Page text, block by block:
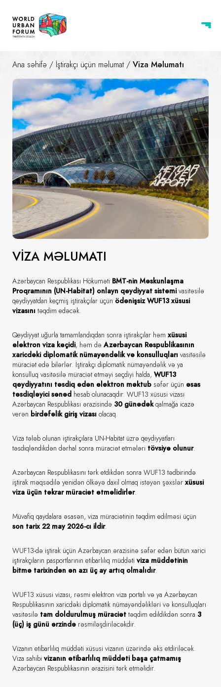
Ana səhifə / İştirakçı üçün məlumat/ Viza Məlumatı
VIZA MƏLUMATI
Azərbaycan Respublikası Hökuməti BMT-nin Məskunlaşma
Proqramının (UN-Habitat) onlayn qeydiyyat sistemivasitəsilə
qeydiyyatdan keçmiş iştirakçılar üçün ödənişsiz WUF13 xüsusi
vizasını təqdim edəcək.
Qeydiyyat uğurla tamamlandıqdan sonra iştirakçılar həm xüsusi
elektron viza keçidi, həm də Azərbaycan Respublikasının
xaricdəki diplomatik nümayəndəlik və konsulluqları vasitəsilə
müraciət edə bilərlər. İştirakçı diplomatik nümayəndəlik və ya
konsulluq vasitəsilə müraciət etməyi seçdiyi halda, WUF13
qeydiyyatını təsdiq edən elektron məktub səfər üçün əsas
təsdiqləyici sənəd hesab olunacaqdır. WUF13 xüsusi vizası
Azərbaycan Respublikası ərazisində 30 günədəkqalmağa icazə
verən birdəfəlik giriş vizası olacaq.
Viza tələb olunan iştirakçılara UN-Habitat üzrə qeydiyyatları
təsdiqləndikdən dərhal sonra müraciət etmələri tövsiyə olunur.
Azərbaycan Respublikasını tərk etdikdən sonra WUF13 tədbirində
iştirak məqsədilə yenidən ölkəyə daxil olmaq istəyən şəxslər xüsusi
viza üçün təkrar müraciət etməlidirlər.
Müvafiq qaydalara əsasən, viza müraciətinin təqdim edilməsi üçün
son tarix 22 may 2026-cı ildir.
WUF13-də iştirak üçün Azərbaycan ərazisinə səfər edən bütün xarici
iştirakçıların pasportlarının etibarlılıq müddəti viza müddətinin
bitmə tarixindən ən azı üç ay artıq olmalıdır.
WUF13 xüsusi vizası, rəsmi elektron viza portalı və ya Azərbaycan
Respublikasının xaricdəki diplomatik nümayəndəlikləri və konsulluqları
vasitəsilə tam doldurulmuş müraciət təqdim edildikdən sonra 3
(üç) iş günü ərzində rəsmiləşdiriləcəkdir.
Vizanın etibarlılıq müddəti xüsusi vizanın üzərində əks etdiriləcək.
Viza sahibi vizanın etibarlılıq müddəti başa çatmamış
Azərbaycan Respublikasının ərazisini tərk etməlidir.